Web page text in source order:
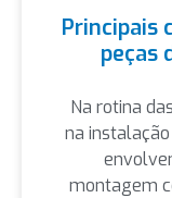
Principais
peças
Na rotina
na
montagem